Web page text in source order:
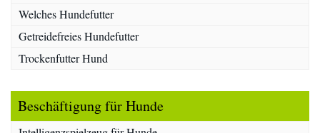
Welches Hundefutter
Getreidefreies Hundefutter
Trockenfutter Hund
Beschäftigung für Hunde